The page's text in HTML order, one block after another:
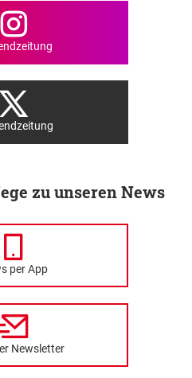
zu unseren News
per App
Newsletter